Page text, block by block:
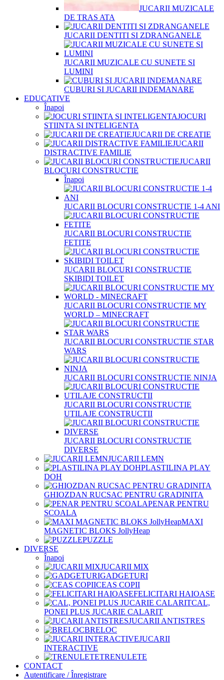
JUCARII MUZICALE
DE TRAS ATA
JUCARII DENTITI SI ZDRANGANELE
JUCARII MUZICALE CU SUNETE SI
LUMINI
CUBURI SI JUCARII INDEMANARE
EDUCATIVE
Înapoi
JOCURI
STIINTA SI INTELIGENTA
JUCARII DE CREATIE
JUCARII
DISTRACTIVE FAMILIE
JUCARII
BLOCURI CONSTRUCTIE
Înapoi
JUCARII BLOCURI CONSTRUCTIE 1-4 ANI
JUCARII BLOCURI CONSTRUCTIE
FETITE
JUCARII BLOCURI CONSTRUCTIE
SKIBIDI TOILET
JUCARII BLOCURI CONSTRUCTIE MY
WORLD – MINECRAFT
JUCARII BLOCURI CONSTRUCTIE STAR
WARS
JUCARII BLOCURI CONSTRUCTIE NINJA
JUCARII BLOCURI CONSTRUCTIE
UTILAJE CONSTRUCTII
JUCARII BLOCURI CONSTRUCTIE
DIVERSE
JUCARII LEMN
PLASTILINA PLAY
DOH
GHIOZDAN RUCSAC PENTRU GRADINITA
PENAR PENTRU
SCOALA
MAXI
MAGNETIC BLOKS JollyHeap
PUZZLE
DIVERSE
Înapoi
JUCARII MIX
GADGETURI
CEAS COPII
FELICITARI HAIOASE
CAL,
PONEI PLUS JUCARIE CALARIT
JUCARII ANTISTRES
BRELOC
JUCARII
INTERACTIVE
TRENULETE
CONTACT
Autentificare / Înregistrare